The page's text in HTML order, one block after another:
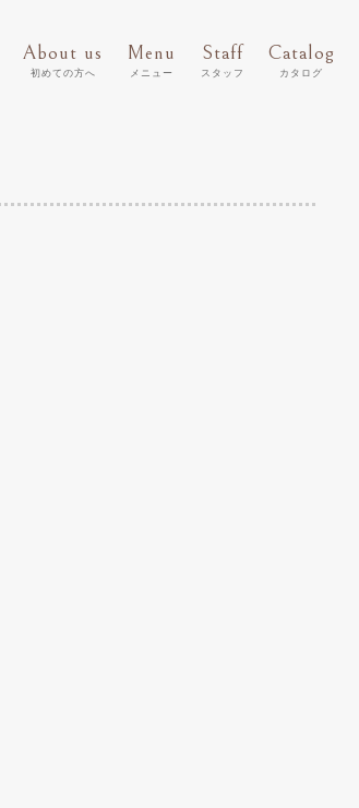
About us
初めての方へ
Menu
メニュー
Staff
スタッフ
Catalog
カタログ